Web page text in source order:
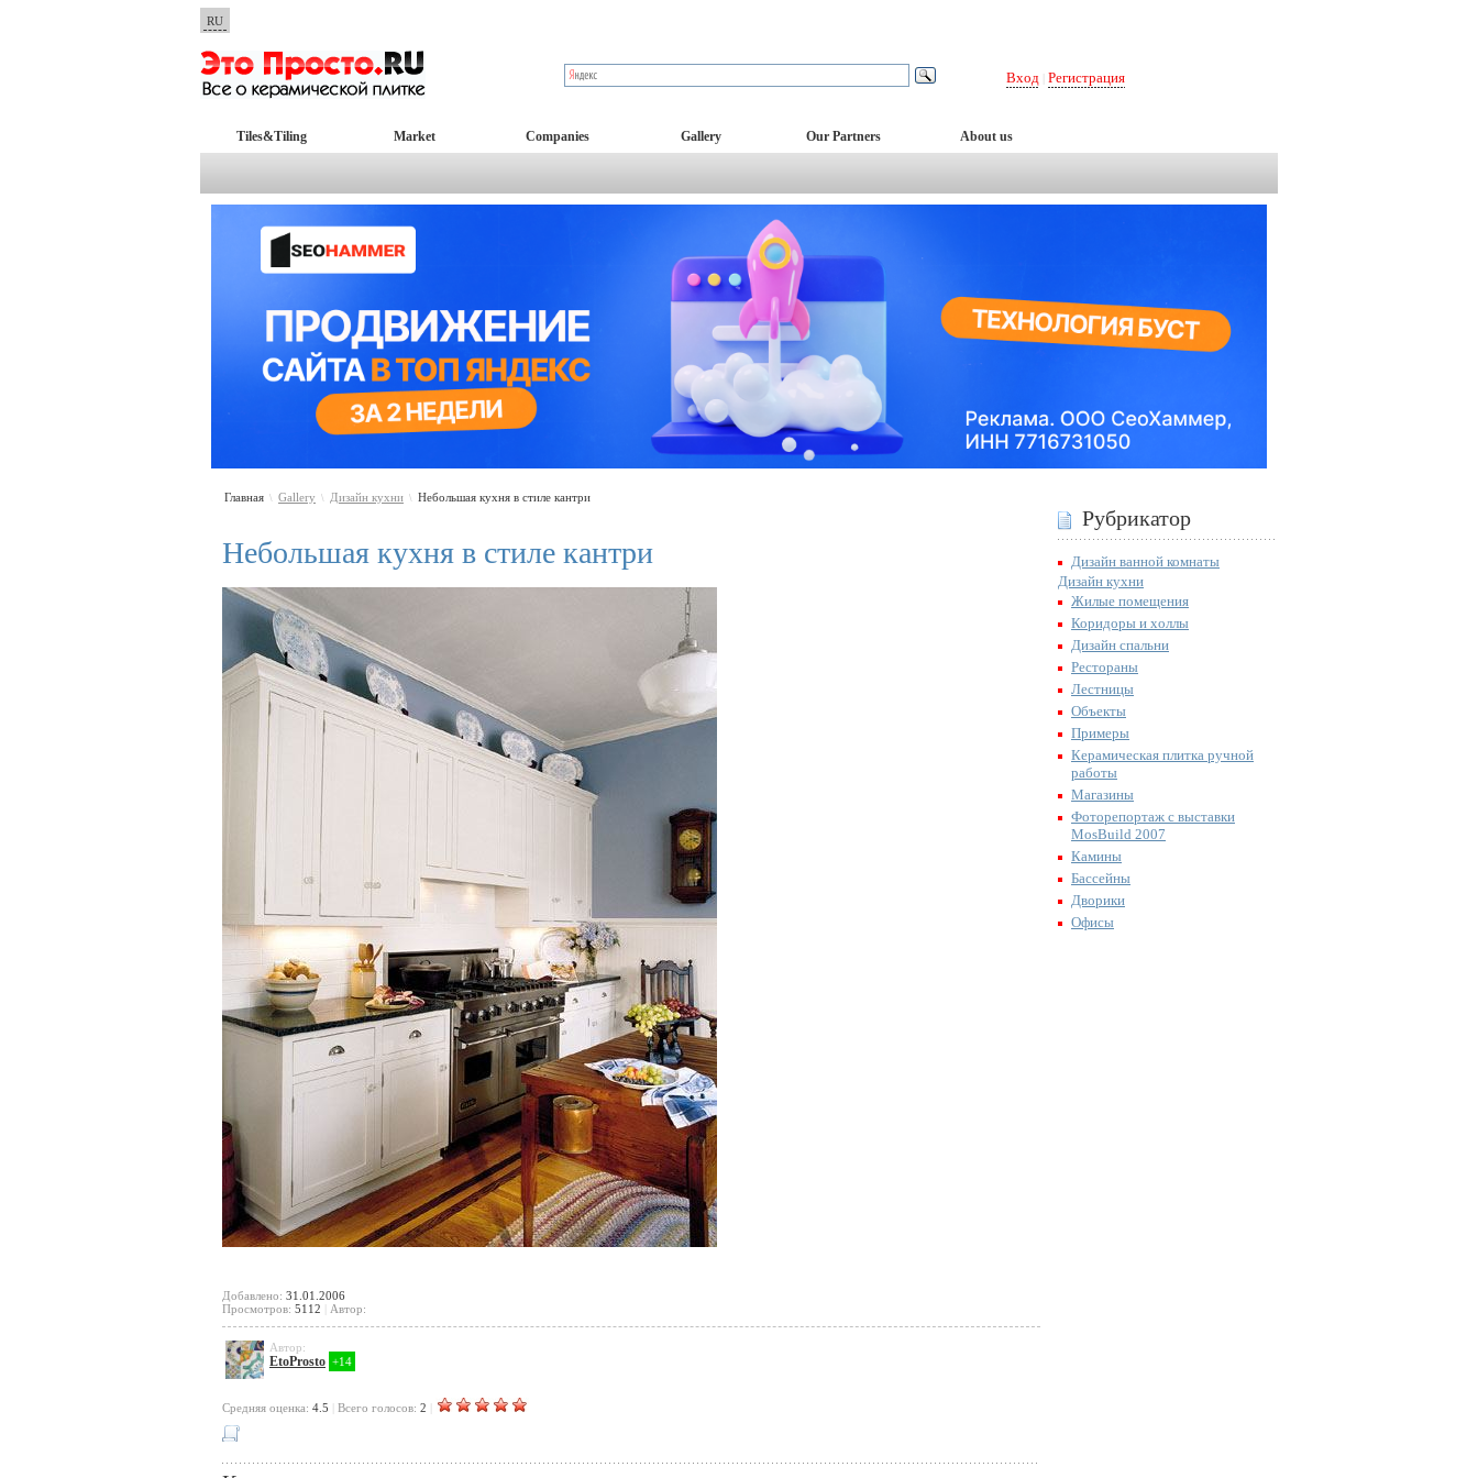
RU
Вход Регистрация
Tiles&Tiling Market Companies Gallery Our Partners About us
Главная \ Gallery \ Дизайн кухни \ Небольшая кухня в стиле кантри
Небольшая кухня в стиле кантри
Добавлено: 31.01.2006
Просмотров: 5112 Автор:
Автор:
EtoProsto +14
Cредняя оценка: 4.5 Всего голосов: 2
Рубрикатор
Дизайн ванной комнаты
Дизайн кухни
Жилые помещения
Коридоры и холлы
Дизайн спальни
Рестораны
Лестницы
Объекты
Примеры
Керамическая плитка ручной
работы
Магазины
Фоторепортаж с выставки
MosBuild 2007
Камины
Бассейны
Дворики
Офисы